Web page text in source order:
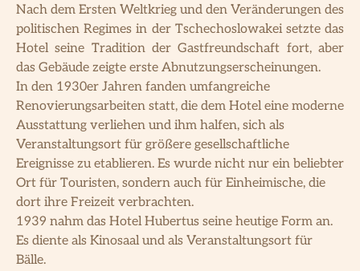
Nach dem Ersten Weltkrieg und den Veränderungen des
politischen Regimes in der Tschechoslowakei setzte das
Hotel seine Tradition der Gastfreundschaft fort, aber
das Gebäude zeigte erste Abnutzungserscheinungen.
In den 1930er Jahren fanden umfangreiche
Renovierungsarbeiten statt, die dem Hotel eine moderne
Ausstattung verliehen und ihm halfen, sich als
Veranstaltungsort für größere gesellschaftliche
Ereignisse zu etablieren. Es wurde nicht nur ein beliebter
Ort für Touristen, sondern auch für Einheimische, die
dort ihre Freizeit verbrachten.
1939 nahm das Hotel Hubertus seine heutige Form an.
Es diente als Kinosaal und als Veranstaltungsort für
Bälle.